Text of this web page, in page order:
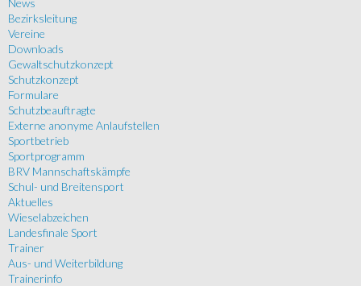
News
Bezirksleitung
Vereine
Downloads
Gewaltschutzkonzept
Schutzkonzept
Formulare
Schutzbeauftragte
Externe anonyme Anlaufstellen
Sportbetrieb
Sportprogramm
BRV Mannschaftskämpfe
Schul- und Breitensport
Aktuelles
Wieselabzeichen
Landesfinale Sport
Trainer
Aus- und Weiterbildung
Trainerinfo